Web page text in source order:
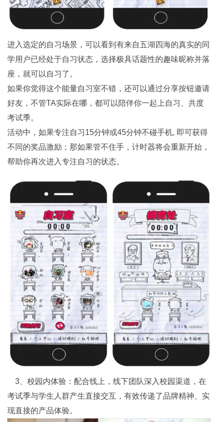
进入选定的自习场景，可以看到有来自五湖四海的真实的同
学用户已经处于自习状态，选择极具话题性的趣味昵称并落
座，就可以自习了。
如果你觉得这个能量自习室不错，还可以通过分享按钮邀请
好友，不管TA实际在哪，都可以陪伴你一起上自习、共度
考试季。
活动中，如果专注自习15分钟或45分钟不碰手机, 即可获得
不同的奖品激励；那如果管不住手，计时器将会重新开始，
帮助你再次进入专注自习的状态。
3、校园内体验：配合线上，线下团队深入校园渠道，在
考试季与学生人群产生直接交互，有效传递了品牌精神、实
现直接的产品体验。